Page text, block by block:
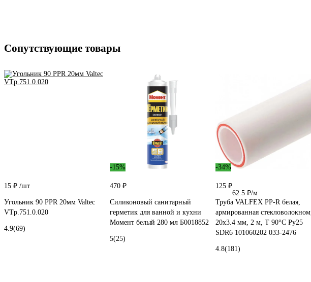
Сопутствующие товары
15 ₽ /шт
Угольник 90 PPR 20мм Valtec
VTp.751.0.020
4.9(69)
-15%
470 ₽
Силиконовый санитарный
герметик для ванной и кухни
Момент белый 280 мл Б0018852
5(25)
-34%
125 ₽
62.5 ₽/м
Труба VALFEX PP-R белая,
армированная стекловолокном,
20х3.4 мм, 2 м, Т 90°С Ру25
SDR6 101060202 033-2476
4.8(181)